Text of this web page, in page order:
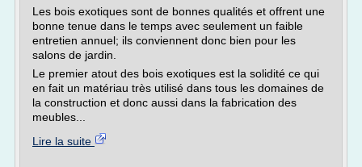
Les bois exotiques sont de bonnes qualités et offrent une
bonne tenue dans le temps avec seulement un faible
entretien annuel; ils conviennent donc bien pour les
salons de jardin.
Le premier atout des bois exotiques est la solidité ce qui
en fait un matériau très utilisé dans tous les domaines de
la construction et donc aussi dans la fabrication des
meubles...
Lire la suite